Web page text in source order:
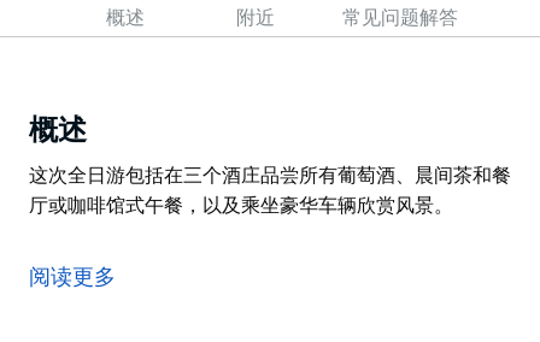
概述 附近 常见问题解答
概述
这次全日游包括在三个酒庄品尝所有葡萄酒、晨间茶和餐
厅或咖啡馆式午餐，以及乘坐豪华车辆欣赏风景。
厅或咖啡馆式午餐，以及乘坐豪华车辆欣赏风景。
阅读更多